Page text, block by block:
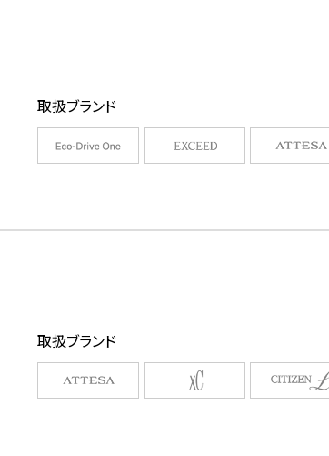
取扱ブランド
取扱ブランド